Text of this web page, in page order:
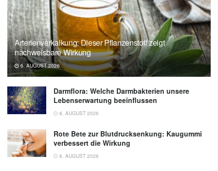
Arterienverkalkung: Dieser Pflanzenstoff zeigt
nachweisbare Wirkung
6. AUGUST 2026
Darmflora: Welche Darmbakterien unsere
Lebenserwartung beeinflussen
6. AUGUST 2026
Rote Bete zur Blutdrucksenkung: Kaugummi
verbessert die Wirkung
6. AUGUST 2026